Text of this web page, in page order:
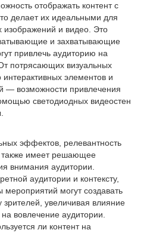
отображать контент с
делает их идеальными для
изображений и видео. Это
и захватывающие
привлечь аудиторию на
потрясающих визуальных
элементов и
— возможности привлечения
светодиодных видеостен
эффектов, релевантность
также имеет решающее
внимания аудитории.
аудитории и контексту,
мероприятий могут создавать
зрителей, увеличивая влияние
вовлечение аудитории.
ли контент на